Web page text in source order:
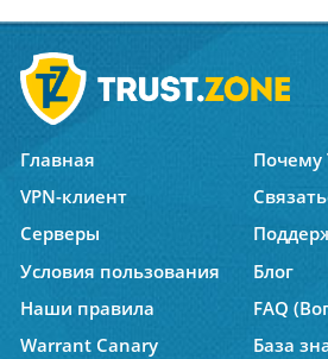
Главная
Почему
VPN-клиент
Серверы
Условия пользования
Блог
Наши правила
FAQ
Warrant Canary
База